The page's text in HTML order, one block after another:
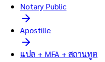
Notary Public
Apostille
แปล + MFA + สถานทูต